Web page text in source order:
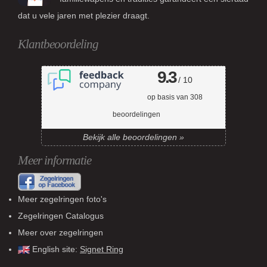
dat u vele jaren met plezier draagt.
Klantbeoordeling
9.3/ 10
op basis van 308
beoordelingen
Bekijk alle beoordelingen »
Meer informatie
Meer zegelringen foto's
Zegelringen Catalogus
Meer over zegelringen
English site: Signet Ring